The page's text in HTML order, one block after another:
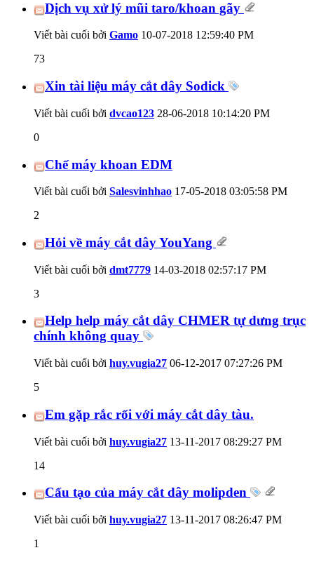
Dịch vụ xử lý mũi taro/khoan gãy
Viết bài cuối bởi Gamo 10-07-2018 12:59:40 PM
73
Xin tài liệu máy cắt dây Sodick
Viết bài cuối bởi dvcao123 28-06-2018 10:14:20 PM
0
Chế máy khoan EDM
Viết bài cuối bởi Salesvinhhao 17-05-2018 03:05:58 PM
2
Hỏi về máy cắt dây YouYang
Viết bài cuối bởi dmt7779 14-03-2018 02:57:17 PM
3
Help help máy cắt dây CHMER tự dưng trục
chính không quay
Viết bài cuối bởi huy.vugia27 06-12-2017 07:27:26 PM
5
Em gặp rắc rối với máy cắt dây tàu.
Viết bài cuối bởi huy.vugia27 13-11-2017 08:29:27 PM
14
Cấu tạo của máy cắt dây molipden
Viết bài cuối bởi huy.vugia27 13-11-2017 08:26:47 PM
1